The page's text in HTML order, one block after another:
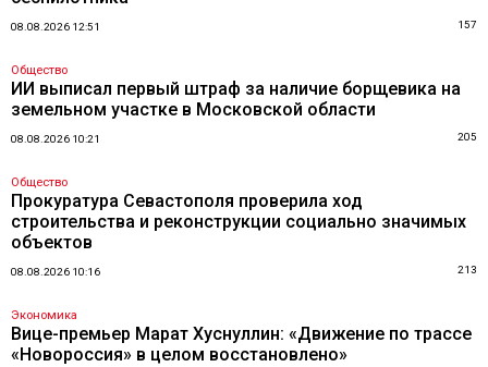
08.08.2026 12:51 157
Общество
ИИ выписал первый штраф за наличие борщевика на
земельном участке в Московской области
08.08.2026 10:21 205
Общество
Прокуратура Севастополя проверила ход
строительства и реконструкции социально значимых
объектов
08.08.2026 10:16 213
Экономика
Вице-премьер Марат Хуснуллин: «Движение по трассе
«Новороссия» в целом восстановлено»